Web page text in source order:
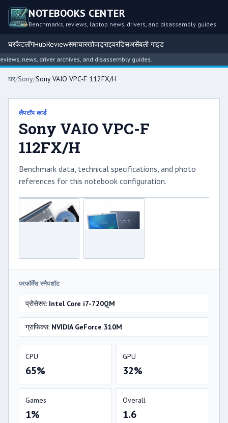
NOTEBOOKS CENTER
Benchmarks, reviews, laptop news, drivers, and disassembly guides
घरकैटलॉगHubReviewसमाचारखोजड्राइवरडिसअसेंबली गाइड
news, driver archives, and disassembly guides.
घर/Sony/Sony VAIO VPC-F 112FX/H
लैपटॉप कार्ड
Sony VAIO VPC-F
112FX/H
Benchmark data, technical specifications, and photo
references for this notebook configuration.
परफॉर्मेंस स्नैपशॉट
प्रोसेसर: Intel Core i7-720QM
ग्राफिक्स: NVIDIA GeForce 310M
CPU
65%
GPU
32%
Games
1%
Overall
1.6